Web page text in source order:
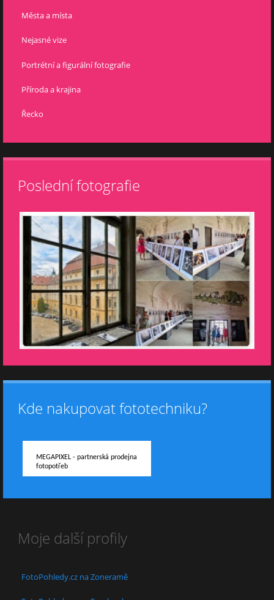
Města a místa
Nejasné vize
Portrétní a figurální fotografie
Příroda a krajina
Řecko
Poslední fotografie
Kde nakupovat fototechniku?
MEGAPIXEL - partnerská prodejna
fotopotřeb
Moje další profily
FotoPohledy.cz na Zoneramě